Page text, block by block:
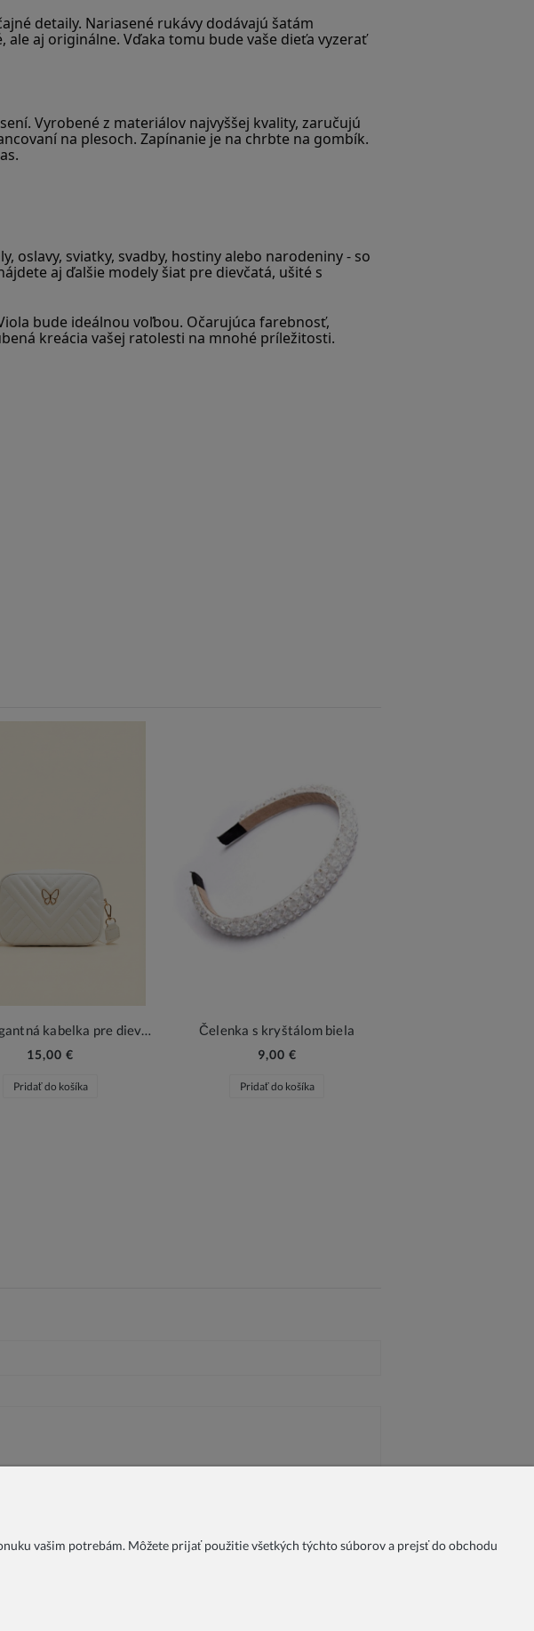
detaily. Nariasené rukávy dodávajú šatám
aj originálne. Vďaka tomu bude vaše dieťa vyzerať
Vyrobené z materiálov najvyššej kvality, zaručujú
na plesoch. Zapínanie je na chrbte na gombík.
oslavy, sviatky, svadby, hostiny alebo narodeniny - so
aj ďalšie modely šiat pre dievčatá, ušité s
bude ideálnou voľbou. Očarujúca farebnosť,
kreácia vašej ratolesti na mnohé príležitosti.
15,00 €
Pridať do košíka
Čelenka s kryštálom biela
9,00 €
Pridať do košíka
vašim potrebám. Môžete prijať použitie všetkých týchto súborov a prejsť do obchodu